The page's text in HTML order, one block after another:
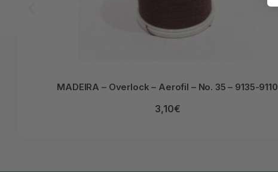
MADEIRA – Overlock – Aerofil – No. 35 – 9135-9110
3,10€